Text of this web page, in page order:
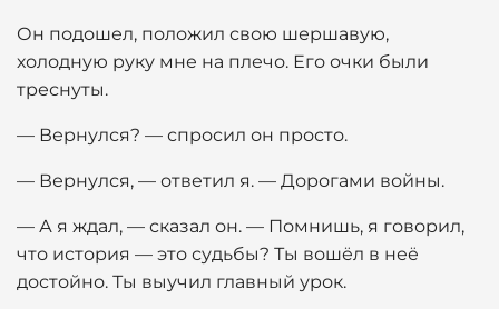
Он подошел, положил свою шершавую,
холодную руку мне на плечо. Его очки были
треснуты.
— Вернулся? — спросил он просто.
— Вернулся, — ответил я. — Дорогами войны.
— А я ждал, — сказал он. — Помнишь, я говорил,
что история — это судьбы? Ты вошёл в неё
достойно. Ты выучил главный урок.